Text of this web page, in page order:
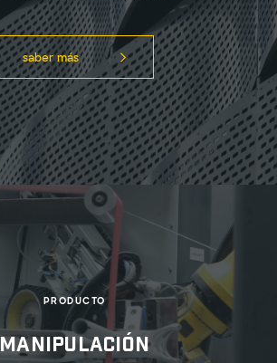
saber más
PRODUCTO
Manipulación